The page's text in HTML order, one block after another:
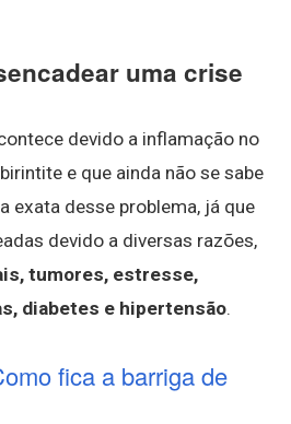
uma crise
devido a inflamação no
e que ainda não se sabe
exata desse problema, já que
devido a diversas razões,
tumores, estresse,
diabetes e hipertensão.
fica a barriga de